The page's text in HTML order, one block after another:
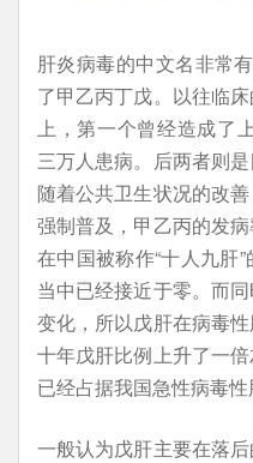
肝炎病毒的中文名非常
了甲乙丙丁戊。以往临
上，第一个曾经造成了
三万人患病。后两者则
随着公共卫生状况的改
强制普及，甲乙丙的发
在中国被称作“十人九肝
当中已经接近于零。而
变化，所以戊肝在病毒
十年戊肝比例上升了一
已经占据我国急性病毒性
一般认为戊肝主要在落